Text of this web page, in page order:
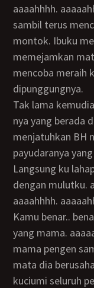
aaaahhhh.
sambil terus
montok. Ibuku
memejamkan
mencoba meraih
dipunggungnya.
Tak lama kemudian aku berhasil meraih kancing BH
nya yang berada
menjatuhkan BH
payudaranya
Langsung ku
dengan mulutku.
aaaahhhh.
Kamu benar.. benar aaaaahhh.. aaaahhhh. tahu apa
yang mama.
mama pengen
mata dia
kuciumi seluruh